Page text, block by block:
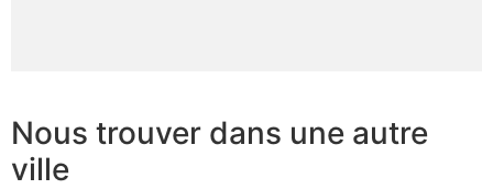
Nous trouver dans une autre
ville